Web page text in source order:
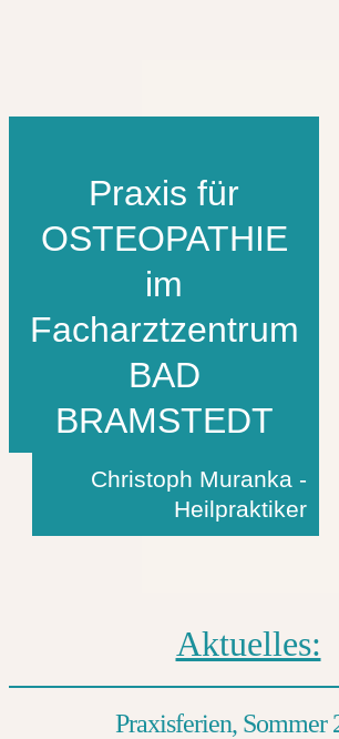
Praxis für
OSTEOPATHIE
im
Facharztzentrum
BAD
BRAMSTEDT
Christoph Muranka -
Heilpraktiker
Aktuelles:
Praxisferien, Sommer